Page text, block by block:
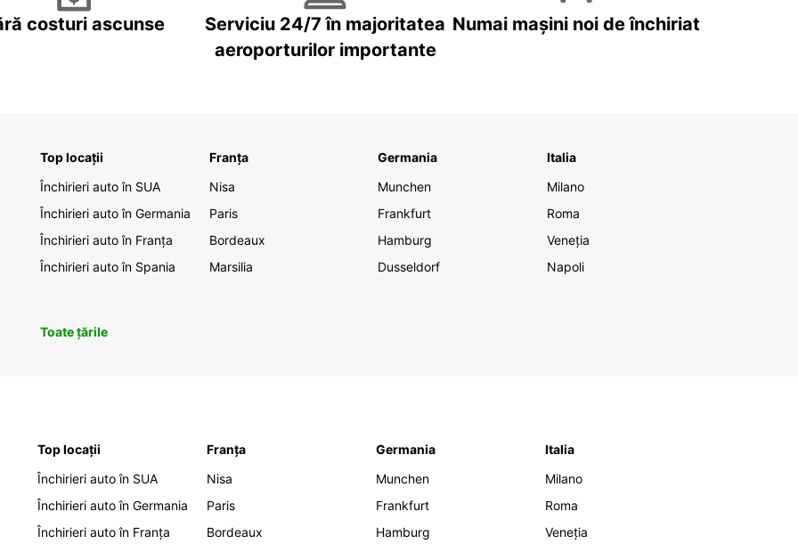
costuri ascunse
Serviciu 24/7 în majoritatea
aeroporturilor importante
Numai mașini noi de închiriat
Top locații
Închirieri auto în SUA
Închirieri auto în Germania
Închirieri auto în Franța
Închirieri auto în Spania
Franța
Nisa
Paris
Bordeaux
Marsilia
Germania
Munchen
Frankfurt
Hamburg
Dusseldorf
Italia
Milano
Roma
Veneția
Napoli
Toate țările
Top locații
Închirieri auto în SUA
Închirieri auto în Germania
Închirieri auto în Franța
Franța
Nisa
Paris
Bordeaux
Germania
Munchen
Frankfurt
Hamburg
Italia
Milano
Roma
Veneția